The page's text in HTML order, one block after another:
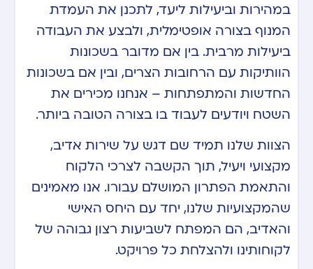
במהירות וביעילות ליעד, לתכנן את העמדת
המנוף בצורה אופטימלית, ולבצע את העבודה
ביעילות מרבית. בין אם מדובר בשכונות
הוותיקות עם הרחובות הצרים, ובין אם בשכונות
החדשות והמתפתחות – אנחנו מכירים את
השטח ויודעים לעבוד בו בצורה הטובה ביותר.
הצוות שלנו תמיד שם דגש על שירות אדיב,
מקצועי ויעיל, תוך הקשבה לצרכי הלקוח
והתאמת הפתרון המושלם עבורו. אנו מאמינים
שהמקצועיות שלנו, יחד עם היחס האישי
והאדיב, הם המפתח לשביעות רצון גבוהה של
לקוחותינו ולהצלחת כל פרויקט.